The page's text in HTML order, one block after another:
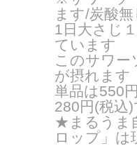
ます/炭酸
1日大さじ
ています
このサワー
が摂れます
単品は550
280円(税込
★まるうま
ロップ」は